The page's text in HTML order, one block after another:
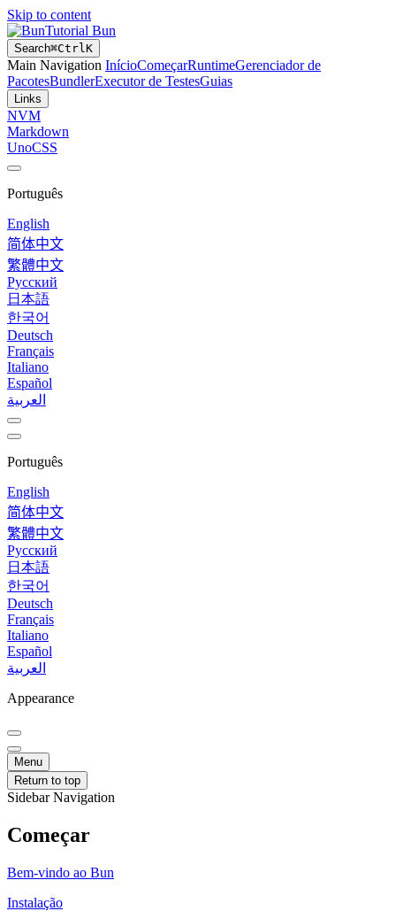
Skip to content
Tutorial Bun
Search⌘CtrlK
Main Navigation InícioComeçarRuntimeGerenciador de
PacotesBundlerExecutor de TestesGuias
Links
NVM
Markdown
UnoCSS
Português
English
简体中文
繁體中文
Русский
日本語
한국어
Deutsch
Français
Italiano
Español
العربية
Português
English
简体中文
繁體中文
Русский
日本語
한국어
Deutsch
Français
Italiano
Español
العربية
Appearance
Menu
Return to top
Sidebar Navigation
Começar
Bem-vindo ao Bun
Instalação